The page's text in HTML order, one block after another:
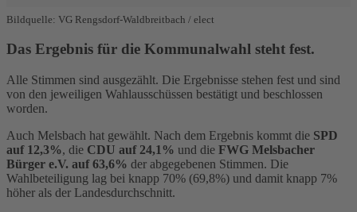
Bildquelle: VG Rengsdorf-Waldbreitbach / elect
Das Ergebnis für die Kommunalwahl steht fest.
Alle Stimmen sind ausgezählt. Die Ergebnisse stehen fest und sind
von den jeweiligen Wahlausschüssen bestätigt und beschlossen
worden.
Auch Melsbach hat gewählt. Nach dem Ergebnis kommt die SPD
auf 12,3%, die CDU auf 24,1% und die FWG Melsbacher
Bürger e.V. auf 63,6% der abgegebenen Stimmen. Die
Wahlbeteiligung lag bei knapp 70% (69,8%) und damit knapp 7%
höher als der Landesdurchschnitt.